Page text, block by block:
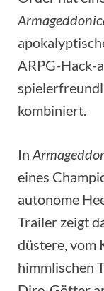
ARPG-Hack-
kombiniert.
In
eines
autonome
Trailer zeigt
düstere, vom
himmlischen